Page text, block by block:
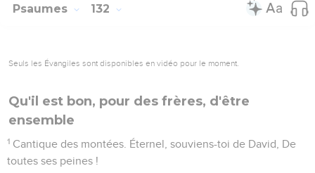
Psaumes 132
Seuls les Évangiles sont disponibles en vidéo pour le moment.
Qu'il est bon, pour des frères, d'être
ensemble
1 Cantique des montées. Éternel, souviens-toi de David, De
toutes ses peines !